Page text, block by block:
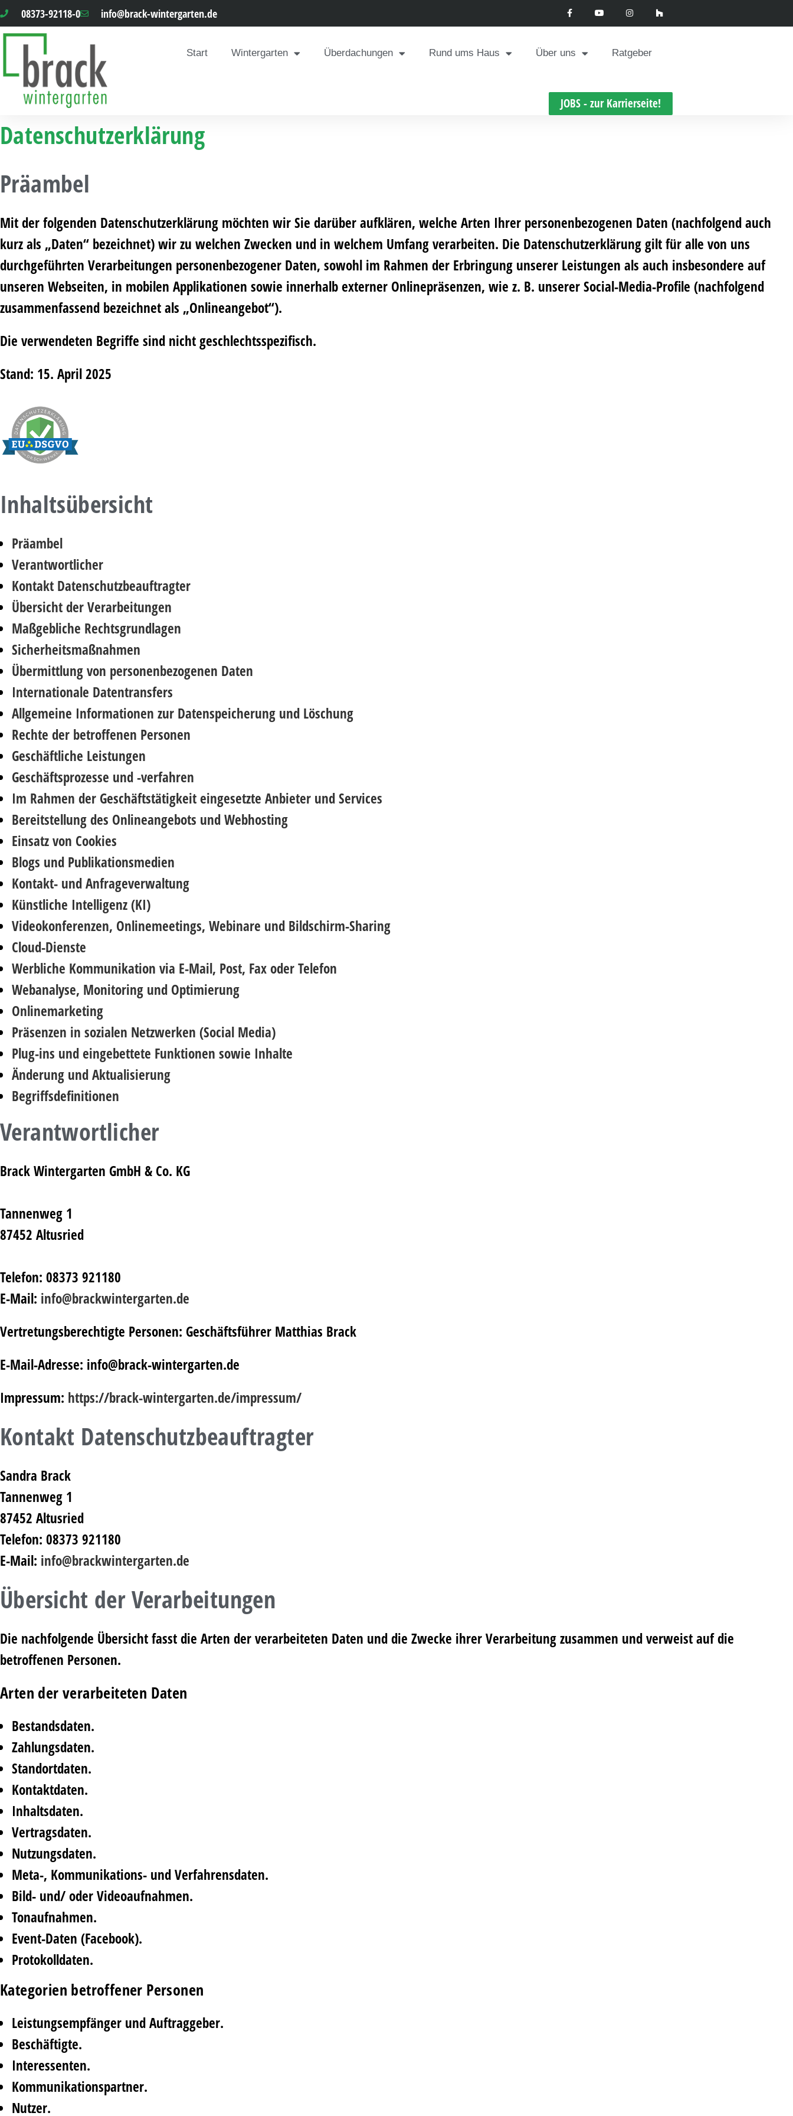
08373-92118-0 info@brack-wintergarten.de
Start Wintergarten Überdachungen Rund ums Haus Über uns Ratgeber
JOBS - zur Karrierseite!
Datenschutzerklärung
Präambel
Mit der folgenden Datenschutzerklärung möchten wir Sie darüber aufklären, welche Arten Ihrer personenbezogenen Daten (nachfolgend auch
kurz als „Daten“ bezeichnet) wir zu welchen Zwecken und in welchem Umfang verarbeiten. Die Datenschutzerklärung gilt für alle von uns
durchgeführten Verarbeitungen personenbezogener Daten, sowohl im Rahmen der Erbringung unserer Leistungen als auch insbesondere auf
unseren Webseiten, in mobilen Applikationen sowie innerhalb externer Onlinepräsenzen, wie z. B. unserer Social-Media-Profile (nachfolgend
zusammenfassend bezeichnet als „Onlineangebot“).
Die verwendeten Begriffe sind nicht geschlechtsspezifisch.
Stand: 15. April 2025
Inhaltsübersicht
Präambel
Verantwortlicher
Kontakt Datenschutzbeauftragter
Übersicht der Verarbeitungen
Maßgebliche Rechtsgrundlagen
Sicherheitsmaßnahmen
Übermittlung von personenbezogenen Daten
Internationale Datentransfers
Allgemeine Informationen zur Datenspeicherung und Löschung
Rechte der betroffenen Personen
Geschäftliche Leistungen
Geschäftsprozesse und -verfahren
Im Rahmen der Geschäftstätigkeit eingesetzte Anbieter und Services
Bereitstellung des Onlineangebots und Webhosting
Einsatz von Cookies
Blogs und Publikationsmedien
Kontakt- und Anfrageverwaltung
Künstliche Intelligenz (KI)
Videokonferenzen, Onlinemeetings, Webinare und Bildschirm-Sharing
Cloud-Dienste
Werbliche Kommunikation via E-Mail, Post, Fax oder Telefon
Webanalyse, Monitoring und Optimierung
Onlinemarketing
Präsenzen in sozialen Netzwerken (Social Media)
Plug-ins und eingebettete Funktionen sowie Inhalte
Änderung und Aktualisierung
Begriffsdefinitionen
Verantwortlicher
Brack Wintergarten GmbH & Co. KG
Tannenweg 1
87452 Altusried
Telefon: 08373 921180
E-Mail: info@brackwintergarten.de
Vertretungsberechtigte Personen: Geschäftsführer Matthias Brack
E-Mail-Adresse: info@brack-wintergarten.de
Impressum: https://brack-wintergarten.de/impressum/
Kontakt Datenschutzbeauftragter
Sandra Brack
Tannenweg 1
87452 Altusried
Telefon: 08373 921180
E-Mail: info@brackwintergarten.de
Übersicht der Verarbeitungen
Die nachfolgende Übersicht fasst die Arten der verarbeiteten Daten und die Zwecke ihrer Verarbeitung zusammen und verweist auf die
betroffenen Personen.
Arten der verarbeiteten Daten
Bestandsdaten.
Zahlungsdaten.
Standortdaten.
Kontaktdaten.
Inhaltsdaten.
Vertragsdaten.
Nutzungsdaten.
Meta-, Kommunikations- und Verfahrensdaten.
Bild- und/ oder Videoaufnahmen.
Tonaufnahmen.
Event-Daten (Facebook).
Protokolldaten.
Kategorien betroffener Personen
Leistungsempfänger und Auftraggeber.
Beschäftigte.
Interessenten.
Kommunikationspartner.
Nutzer.